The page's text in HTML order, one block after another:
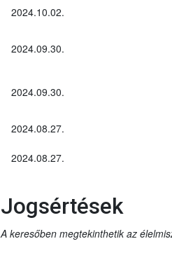
2024.10.02.
2024.09.30.
2024.09.30.
2024.08.27.
2024.08.27.
Jogsértések
A keresőben megtekinthetik az